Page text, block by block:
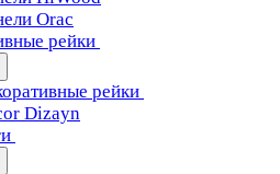
Orac
рейки
рейки
Dizayn